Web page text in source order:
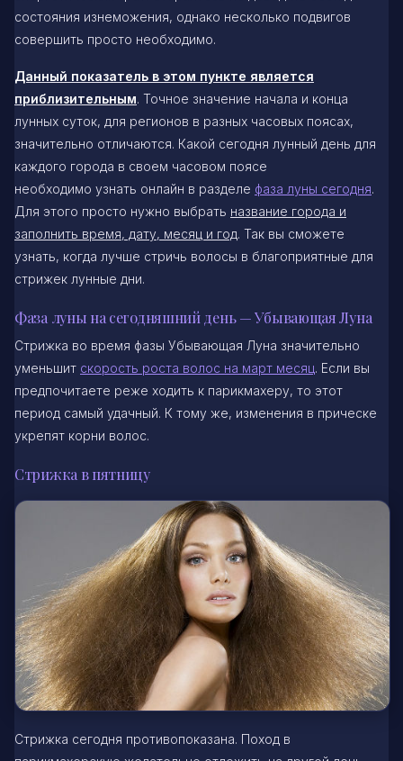
состояния изнеможения, однако несколько подвигов
совершить просто необходимо.
Данный показатель в этом пункте является
приблизительным. Точное значение начала и конца
лунных суток, для регионов в разных часовых поясах,
значительно отличаются. Какой сегодня лунный день для
каждого города в своем часовом поясе
необходимо узнать онлайн в разделе фаза луны сегодня.
Для этого просто нужно выбрать название города и
заполнить время, дату, месяц и год. Так вы сможете
узнать, когда лучше стричь волосы в благоприятные для
стрижек лунные дни.
Фаза луны на сегодняшний день — Убывающая Луна
Стрижка во время фазы Убывающая Луна значительно
уменьшит скорость роста волос на март месяц. Если вы
предпочитаете реже ходить к парикмахеру, то этот
период самый удачный. К тому же, изменения в прическе
укрепят корни волос.
Стрижка в пятницу
Стрижка сегодня противопоказана. Поход в